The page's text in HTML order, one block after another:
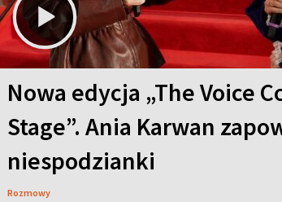
Nowa edycja „The Voice
Stage”. Ania Karwan
niespodzianki
Rozmowy